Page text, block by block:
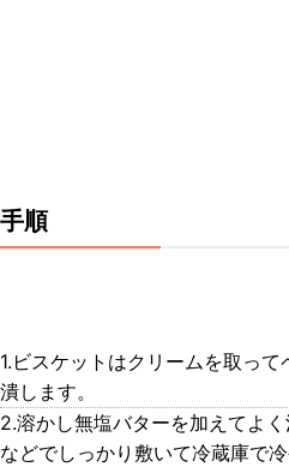
手順
1.ビスケットはクリームを取って
潰します。
2.溶かし無塩バターを加えてよ
などでしっかり敷いて冷蔵庫で冷